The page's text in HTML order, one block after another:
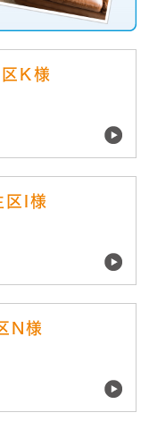
K様
区I様
N様